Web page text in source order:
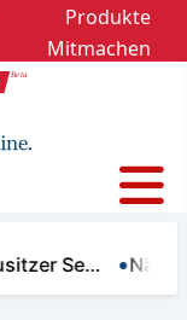
Produkte
Mitmachen
Se… Nächtliche